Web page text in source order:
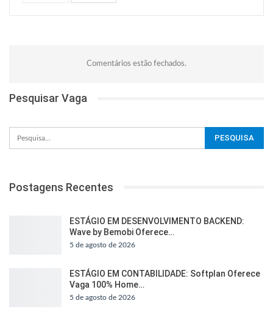
Comentários estão fechados.
Pesquisar Vaga
Postagens Recentes
ESTÁGIO EM DESENVOLVIMENTO BACKEND:
Wave by Bemobi Oferece…
5 de agosto de 2026
ESTÁGIO EM CONTABILIDADE: Softplan Oferece
Vaga 100% Home…
5 de agosto de 2026